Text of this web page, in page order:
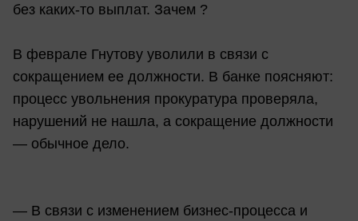
без каких-то выплат. Зачем ?
В феврале Гнутову уволили в связи с
сокращением ее должности. В банке поясняют:
процесс увольнения прокуратура проверяла,
нарушений не нашла, а сокращение должности
— обычное дело.
— В связи с изменением бизнес-процесса и